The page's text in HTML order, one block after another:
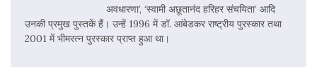
अवधारणा’, ‘स्वामी अछूतानंद हरिहर संचयिता’ आदि
उनकी प्रमुख पुस्तकें हैं। उन्हें 1996 में डॉ. आंबेडकर राष्ट्रीय पुरस्कार तथा
2001 में भीमरत्न पुरस्कार प्राप्त हुआ था।